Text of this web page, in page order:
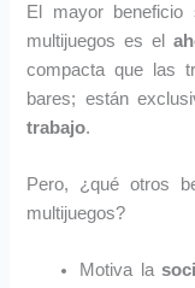
El mayor beneficio
multijuegos es el
compacta que las
bares; están
trabajo.
Pero, ¿qué otros
multijuegos?
Motiva la